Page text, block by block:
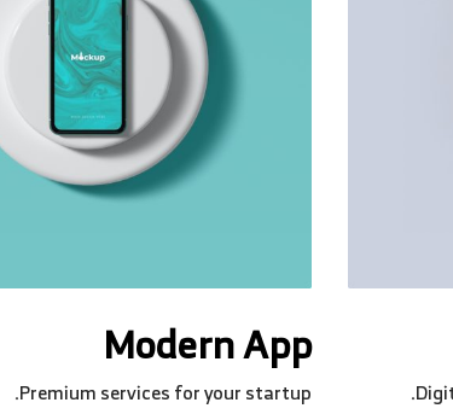
Modern App
Premium services for your startup.